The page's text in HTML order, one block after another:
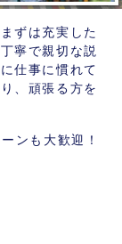
ずは充実した
寧で親切な説
仕事に慣れて
、頑張る方を
ンも大歓迎！